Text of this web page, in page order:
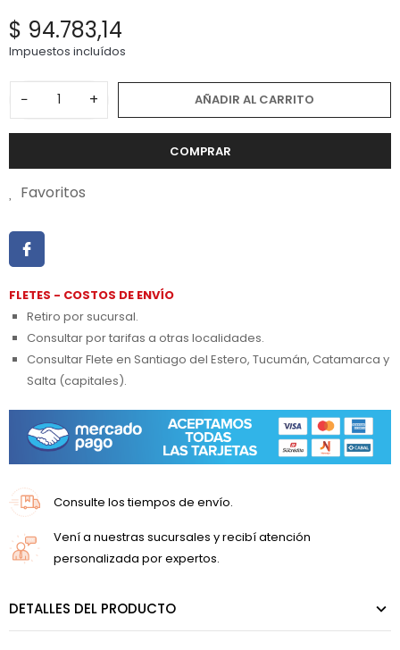
$ 94.783,14
Impuestos incluídos
− + AÑADIR AL CARRITO
COMPRAR
Favoritos
FLETES - COSTOS DE ENVÍO
Retiro por sucursal.
Consultar por tarifas a otras localidades.
Consultar Flete en Santiago del Estero, Tucumán, Catamarca y
Salta (capitales).
Consulte los tiempos de envío.
Vení a nuestras sucursales y recibí atención
personalizada por expertos.
DETALLES DEL PRODUCTO